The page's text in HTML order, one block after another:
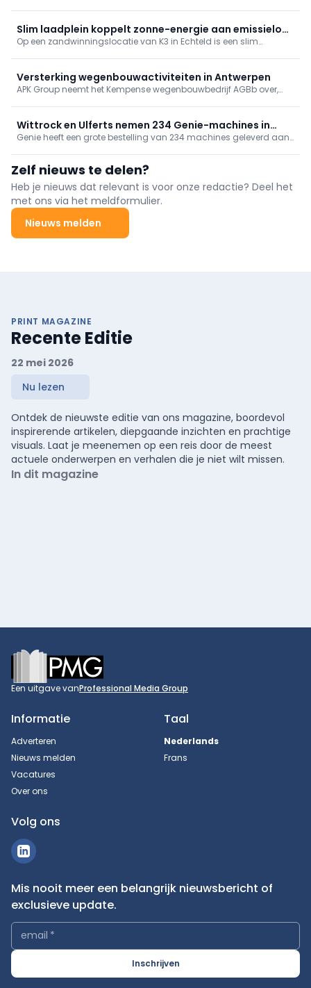
schommelingen, maar structurele problemen wegen op de
vooruitzichten.
Slim laadplein koppelt zonne-energie aan emissieloos
bouwen
Op een zandwinningslocatie van K3 in Echteld is een slim
Versterking wegenbouwactiviteiten in Antwerpen
APK Group neemt het Kempense wegenbouwbedrijf AGBb over,
15%.
Wittrock en Ulferts nemen 234 Genie-machines in
gebruik, incl. superboom
Genie heeft een grote bestelling van 234 machines geleverd aan
ZX‑135/70 “super boom”. Met deze levering rondt Genie een
grootschalig investeringsproject bij de betrokken bedrijven af.
Zelf nieuws te delen?
Heb je nieuws dat relevant is voor onze redactie? Deel het
met ons via het meldformulier.
Nieuws melden
PRINT MAGAZINE
Recente Editie
22 mei 2026
Nu lezen
Ontdek de nieuwste editie van ons magazine, boordevol
inspirerende artikelen, diepgaande inzichten en prachtige
visuals. Laat je meenemen op een reis door de meest
actuele onderwerpen en verhalen die je niet wilt missen.
In dit magazine
Footer
Een uitgave vanProfessional Media Group
Informatie
Adverteren
Nieuws melden
Vacatures
Over ons
Taal
Nederlands
Frans
Volg ons
Mis nooit meer een belangrijk nieuwsbericht of
exclusieve update.
email *
Inschrijven